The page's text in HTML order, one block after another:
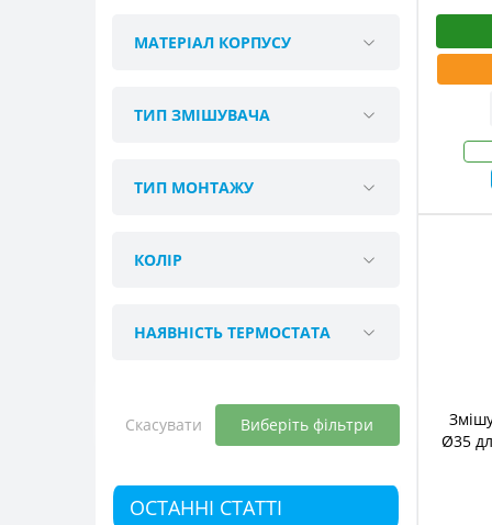
МАТЕРІАЛ КОРПУСУ
ТИП ЗМІШУВАЧА
ТИП МОНТАЖУ
КОЛІР
НАЯВНІСТЬ ТЕРМОСТАТА
Скасувати Виберіть фільтри
ОСТАННІ СТАТТІ
Ø35